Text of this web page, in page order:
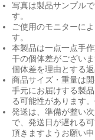
写真は製品サンプル
す。
ご使用のモニターに
す。
本製品は一点一点手
干の個体差がござい
個体差を理由とする
商品サイズ・重量は
手元にお届けする製
る可能性があります
発送は、準備が整い
で、発送日が遅れる
頂きますようお願い申